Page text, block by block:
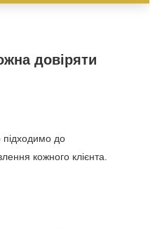
довіряти
до
кожного клієнта.